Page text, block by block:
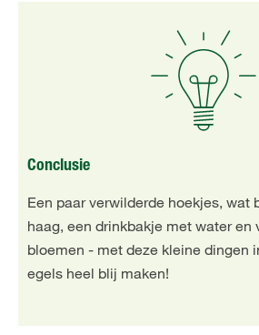
Conclusie
Een paar verwilderde hoekjes, wat
haag, een drinkbakje met water en
bloemen - met deze kleine dingen
egels heel blij maken!